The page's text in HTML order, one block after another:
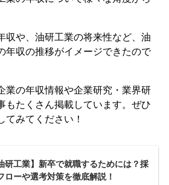
収や、油研工業の将来性など、油
年収の推移がイメージできたので
業の年収情報や企業研究・業界研
もたくさん掲載しています。ぜひ
てみてください！
研工業】新卒で就職するためには？採
ローや選考対策を徹底解説！